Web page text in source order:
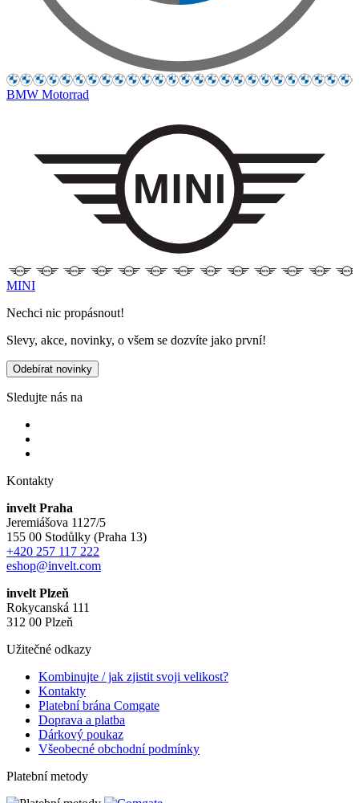
BMW Motorrad
MINI
Nechci nic propásnout!
Slevy, akce, novinky, o všem se dozvíte jako první!
Odebírat novinky
Sledujte nás na
Kontakty
invelt Praha
Jeremiášova 1127/5
155 00 Stodůlky (Praha 13)
+420 257 117 222
eshop@invelt.com
invelt Plzeň
Rokycanská 111
312 00 Plzeň
Užitečné odkazy
Kombinujte / jak zjistit svoji velikost?
Kontakty
Platební brána Comgate
Doprava a platba
Dárkový poukaz
Všeobecné obchodní podmínky
Platební metody